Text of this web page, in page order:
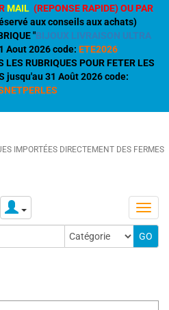
MAIL (REPONSE RAPIDE) OU PAR
aux conseils aux achats)
"BIJOUX LIVRAISON ULTRA
Aout 2026 code: ETE2026
LES RUBRIQUES POUR FETER LES
jusqu'au 31 Août 2026 code:
IMPORTÉES DIRECTEMENT DES FERMES